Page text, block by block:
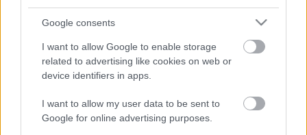
Google consents
I want to allow Google to enable storage
related to advertising like cookies on web or
device identifiers in apps.
I want to allow my user data to be sent to
Google for online advertising purposes.
Rubicon Mesterkurzus
Cikkek
Tananyagok